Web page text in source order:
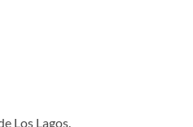
Los Lagos.